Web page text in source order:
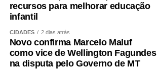
WhatsApp
recursos para melhorar educação
infantil
CIDADES 2 dias atrás
Novo confirma Marcelo Maluf
como vice de Wellington Fagundes
na disputa pelo Governo de MT